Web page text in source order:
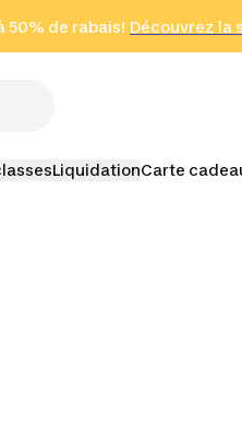
50% de rabais! Découvrez la
Cliquez ici
en seulement 2
(Zones sélectionnées)
LiquidationCarte